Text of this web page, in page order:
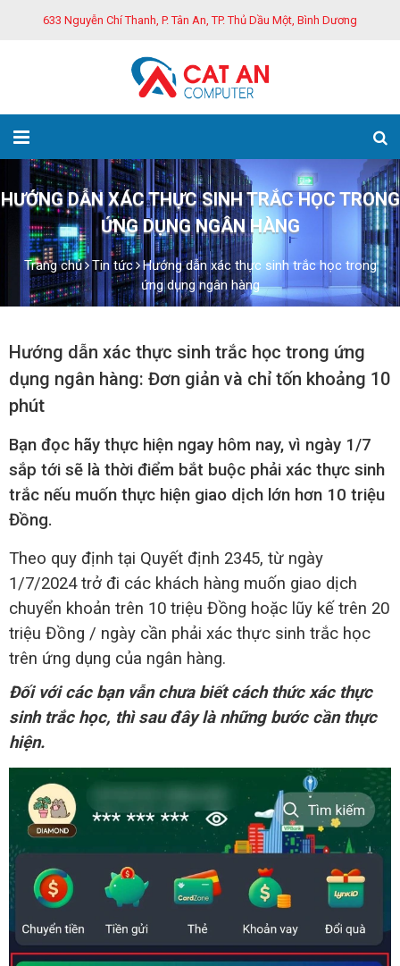
633 Nguyễn Chí Thanh, P. Tân An, TP. Thủ Dầu Một, Bình Dương
HƯỚNG DẪN XÁC THỰC SINH TRẮC HỌC TRONG
ỨNG DỤNG NGÂN HÀNG
Trang chủ Tin tức
Hướng dẫn xác thực sinh trắc học trong
ứng dụng ngân hàng
Hướng dẫn xác thực sinh trắc học trong ứng
dụng ngân hàng: Đơn giản và chỉ tốn khoảng 10
phút
Bạn đọc hãy thực hiện ngay hôm nay, vì ngày 1/7
sắp tới sẽ là thời điểm bắt buộc phải xác thực sinh
trắc nếu muốn thực hiện giao dịch lớn hơn 10 triệu
Đồng.
Theo quy định tại Quyết định 2345, từ ngày
1/7/2024 trở đi các khách hàng muốn giao dịch
chuyển khoản trên 10 triệu Đồng hoặc lũy kế trên 20
triệu Đồng / ngày cần phải xác thực sinh trắc học
trên ứng dụng của ngân hàng.
Đối với các bạn vẫn chưa biết cách thức xác thực
sinh trắc học, thì sau đây là những bước cần thực
hiện.